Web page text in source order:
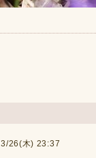
26(木) 23:37